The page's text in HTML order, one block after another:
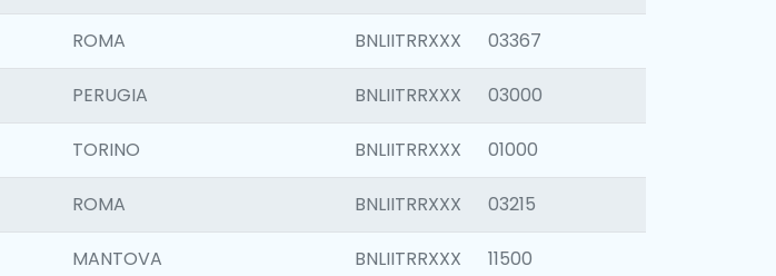
ROMA BNLIITRRXXX 03367
PERUGIA BNLIITRRXXX 03000
TORINO BNLIITRRXXX 01000
ROMA BNLIITRRXXX 03215
MANTOVA BNLIITRRXXX 11500